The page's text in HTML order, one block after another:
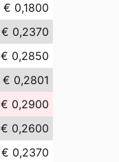
€ 0,1800
€ 0,2370
€ 0,2850
€ 0,2801
€ 0,2900
€ 0,2600
€ 0,2370